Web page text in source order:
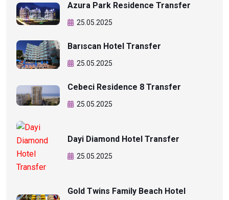
Azura Park Residence Transfer
25.05.2025
Barıscan Hotel Transfer
25.05.2025
Cebeci Residence 8 Transfer
25.05.2025
Dayi Diamond Hotel Transfer
25.05.2025
Gold Twins Family Beach Hotel